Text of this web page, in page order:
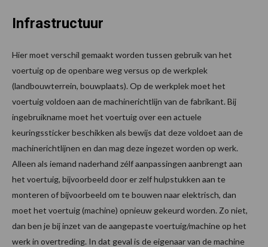
Infrastructuur
Hier moet verschil gemaakt worden tussen gebruik van het
voertuig op de openbare weg versus op de werkplek
(landbouwterrein, bouwplaats). Op de werkplek moet het
voertuig voldoen aan de machinerichtlijn van de fabrikant. Bij
ingebruikname moet het voertuig over een actuele
keuringssticker beschikken als bewijs dat deze voldoet aan de
machinerichtlijnen en dan mag deze ingezet worden op werk.
Alleen als iemand naderhand zélf aanpassingen aanbrengt aan
het voertuig, bijvoorbeeld door er zelf hulpstukken aan te
monteren of bijvoorbeeld om te bouwen naar elektrisch, dan
moet het voertuig (machine) opnieuw gekeurd worden. Zo niet,
dan ben je bij inzet van de aangepaste voertuig/machine op het
werk in overtreding. In dat geval is de eigenaar van de machine